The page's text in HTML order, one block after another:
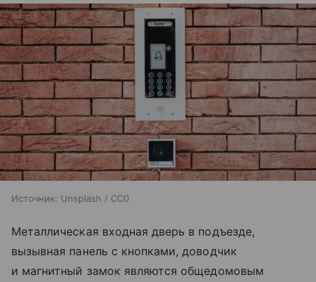
Источник: Unsplash / CC0
Металлическая входная дверь в подъезде,
вызывная панель с кнопками, доводчик
и магнитный замок являются общедомовым